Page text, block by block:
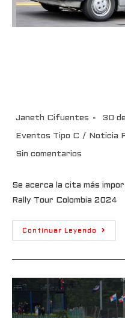
Janeth Cifuentes 30
Eventos Tipo C / Noticia
Sin comentarios
Se acerca la cita más
Rally Tour Colombia 2024
Continuar Leyendo